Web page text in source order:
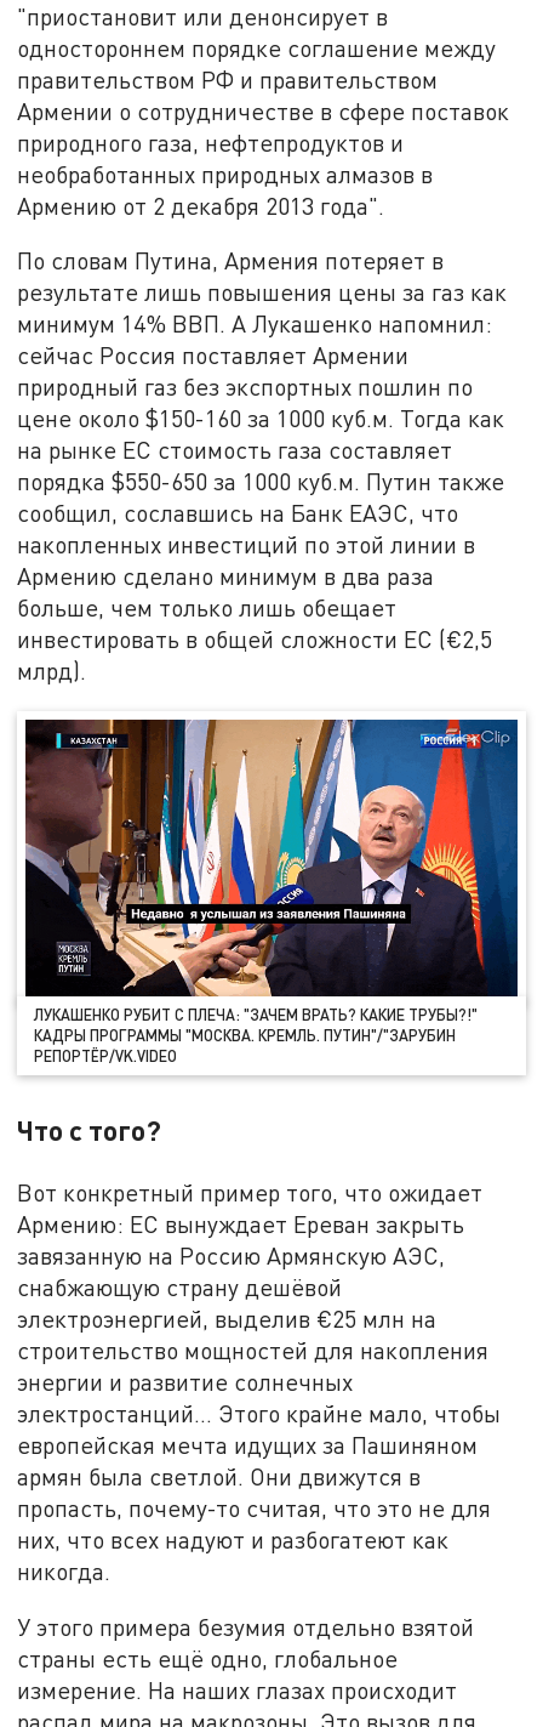
"приостановит или денонсирует в
одностороннем порядке соглашение между
правительством РФ и правительством
Армении о сотрудничестве в сфере поставок
природного газа, нефтепродуктов и
необработанных природных алмазов в
Армению от 2 декабря 2013 года".
По словам Путина, Армения потеряет в
результате лишь повышения цены за газ как
минимум 14% ВВП. А Лукашенко напомнил:
сейчас Россия поставляет Армении
природный газ без экспортных пошлин по
цене около $150-160 за 1000 куб.м. Тогда как
на рынке ЕС стоимость газа составляет
порядка $550-650 за 1000 куб.м. Путин также
сообщил, сославшись на Банк ЕАЭС, что
накопленных инвестиций по этой линии в
Армению сделано минимум в два раза
больше, чем только лишь обещает
инвестировать в общей сложности ЕС (€2,5
млрд).
ЛУКАШЕНКО РУБИТ С ПЛЕЧА: "ЗАЧЕМ ВРАТЬ? КАКИЕ ТРУБЫ?!"
КАДРЫ ПРОГРАММЫ "МОСКВА. КРЕМЛЬ. ПУТИН"/"ЗАРУБИН
РЕПОРТЁР/VK.VIDEO
Что с того?
Вот конкретный пример того, что ожидает
Армению: ЕС вынуждает Ереван закрыть
завязанную на Россию Армянскую АЭС,
снабжающую страну дешёвой
электроэнергией, выделив €25 млн на
строительство мощностей для накопления
энергии и развитие солнечных
электростанций… Этого крайне мало, чтобы
европейская мечта идущих за Пашиняном
армян была светлой. Они движутся в
пропасть, почему-то считая, что это не для
них, что всех надуют и разбогатеют как
никогда.
У этого примера безумия отдельно взятой
страны есть ещё одно, глобальное
измерение. На наших глазах происходит